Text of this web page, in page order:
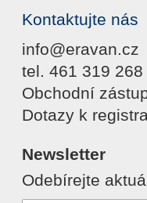
Kontaktujte nás
info@eravan.cz
tel. 461 319
Obchodní
Dotazy k
Newsletter
Odebírejte